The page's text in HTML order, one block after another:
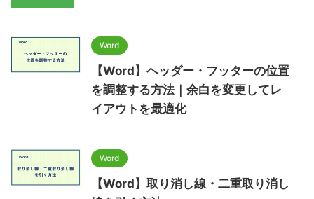
Word
【Word】ヘッダー・フッターの位置
を調整する方法｜余白を変更してレ
イアウトを最適化
Word
【Word】取り消し線・二重取り消し